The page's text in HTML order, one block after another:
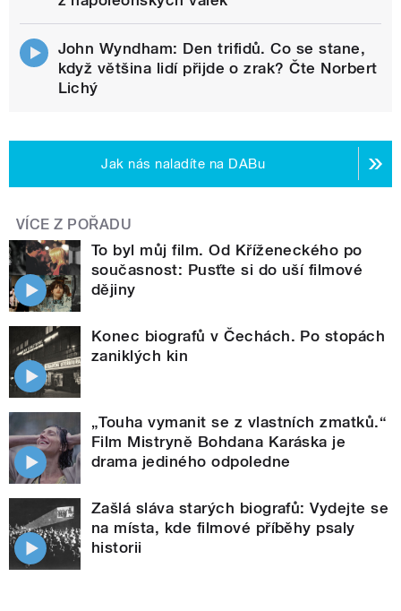
John Wyndham: Den trifidů. Co se stane,
když většina lidí přijde o zrak? Čte Norbert
Lichý
Jak nás naladíte na DABu
VÍCE Z POŘADU
To byl můj film. Od Kříženeckého po
současnost: Pusťte si do uší filmové
dějiny
Konec biografů v Čechách. Po stopách
zaniklých kin
„Touha vymanit se z vlastních zmatků.“
Film Mistryně Bohdana Karáska je
drama jediného odpoledne
Zašlá sláva starých biografů: Vydejte se
na místa, kde filmové příběhy psaly
historii